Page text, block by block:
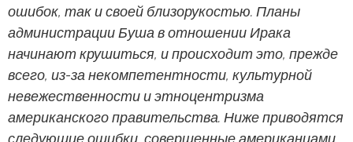
ошибок, так и своей близорукостью. Планы
администрации Буша в отношении Ирака
начинают крушиться, и происходит это, прежде
всего, из-за некомпетентности, культурной
невежественности и этноцентризма
американского правительства. Ниже приводятся
следующие ошибки, совершенные американцами